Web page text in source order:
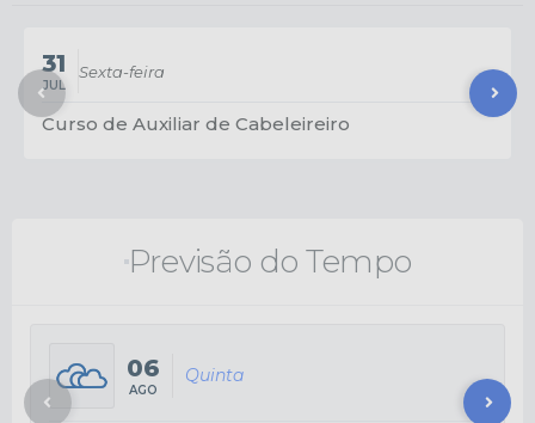
Curso de Auxiliar de Cabeleireiro
Sexta-feira
31
JUL
Previsão do Tempo
Quinta
06
AGO